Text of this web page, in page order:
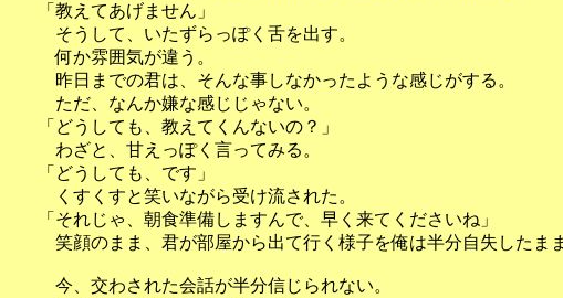
「教えてあげません」
そうして、いたずらっぽく舌を出す。
何か雰囲気が違う。
昨日までの君は、そんな事しなかったような感じがする。
ただ、なんか嫌な感じじゃない。
「どうしても、教えてくんないの？」
わざと、甘えっぽく言ってみる。
「どうしても、です」
くすくすと笑いながら受け流された。
「それじゃ、朝食準備しますんで、早く来てくださいね」
笑顔のまま、君が部屋から出て行く様子を俺は半分自失したま
今、交わされた会話が半分信じられない。